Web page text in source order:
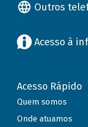
Outros
Acesso à
Acesso Rápido
Quem somos
Onde atuamos